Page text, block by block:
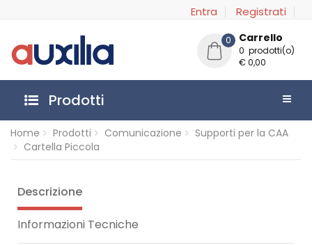
Entra Registrati
0 Carrello
0 prodotti(o)
€ 0,00
Prodotti
Home Prodotti Comunicazione
Supporti per la CAA
Cartella Piccola
Descrizione
Informazioni Tecniche